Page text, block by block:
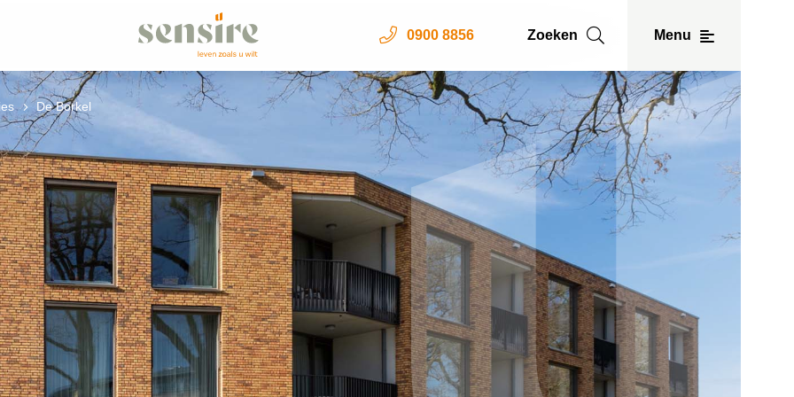
Sensire logo
0900 8856 Zoeken Menu
De Borkel